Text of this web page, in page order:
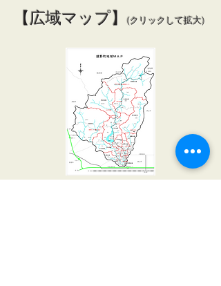
【広域マップ】(クリックして拡大)